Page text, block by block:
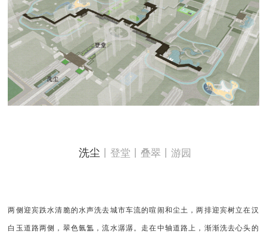
洗尘 丨登堂丨叠翠丨游园
两侧迎宾跌水清脆的水声洗去城市车流的喧闹和尘土，两排迎宾树立在汉
白玉道路两侧，翠色氤氲，流水潺潺。走在中轴道路上，渐渐洗去心头的